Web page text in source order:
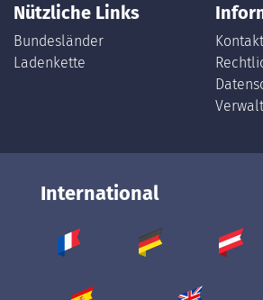
Nützliche Links
Bundesländer
Ladenkette
Kontakt
International